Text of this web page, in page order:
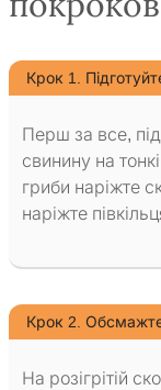
Крок 1.
Перш за все,
свинину на
гриби наріжте
наріжте
Крок 2.
На розігрітій